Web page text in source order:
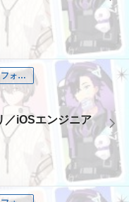
プラットフォーム事業
／iOSエンジニア